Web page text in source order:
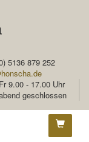
5136 879 252
9.00 - 17.00 Uhr
geschlossen